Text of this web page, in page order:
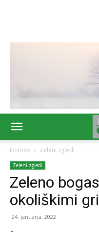
Domov Zeleni zgledi
Zeleni zgledi
Zeleno
okoliškimi
24. januarja, 2022